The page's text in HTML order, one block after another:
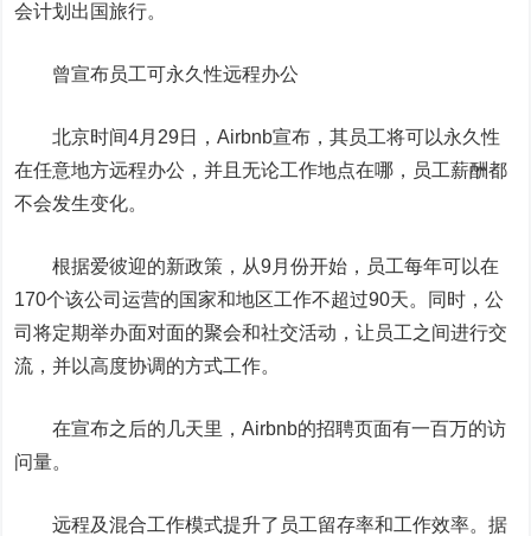
会计划出国旅行。
曾宣布员工可永久性远程办公
北京时间4月29日，Airbnb宣布，其员工将可以永久性
在任意地方远程办公，并且无论工作地点在哪，员工薪酬都
不会发生变化。
根据爱彼迎的新政策，从9月份开始，员工每年可以在
170个该公司运营的国家和地区工作不超过90天。同时，公
司将定期举办面对面的聚会和社交活动，让员工之间进行交
流，并以高度协调的方式工作。
在宣布之后的几天里，Airbnb的招聘页面有一百万的访
问量。
远程及混合工作模式提升了员工留存率和工作效率。据